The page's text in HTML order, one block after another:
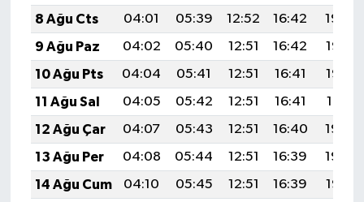
8 Ağu Cts
04:01 05:39 12:52 16:42
19:54
9 Ağu Paz
04:02 05:40 12:51 16:42
19:53
10 Ağu Pts
04:04 05:41 12:51 16:41
19:52
11 Ağu Sal
04:05 05:42 12:51 16:41
19:51
12 Ağu Çar
04:07 05:43 12:51 16:40
19:49
13 Ağu Per
04:08 05:44 12:51 16:39
19:48
14 Ağu Cum
04:10 05:45 12:51 16:39
19:47